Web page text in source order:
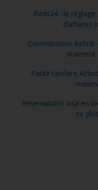
Beds24 : le
d’affaires
Commissions
vraiment
Parité tarifaire
Réservations visa en
ne